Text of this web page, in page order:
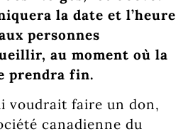
la date et l’heure
personnes
au moment où la
prendra fin.
voudrait faire un don,
canadienne du